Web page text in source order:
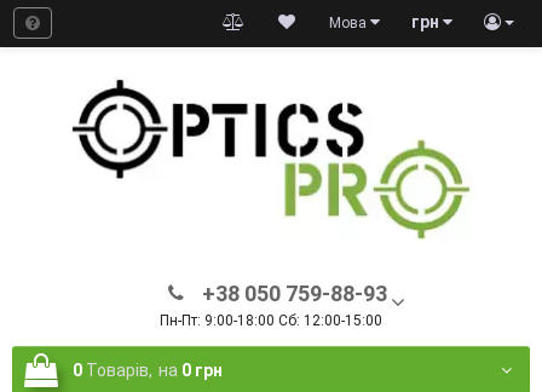
грн
Мова
+38 050 759-88-93
Пн-Пт: 9:00-18:00 Сб: 12:00-15:00
0 Товарів, на 0 грн